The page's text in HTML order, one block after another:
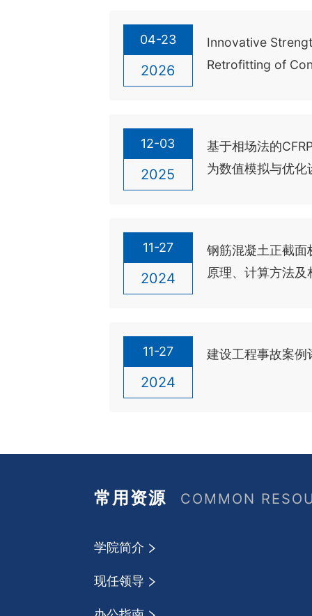
04-23
2026
Innovative
Retrofitting of
12-03
2025
基于相场法的
为数值模拟与优化
11-27
2024
钢筋混凝土正截
原理、计算方法及
11-27
2024
建设工程事故案例
常用资源 COMMON
学院简介
现任领导